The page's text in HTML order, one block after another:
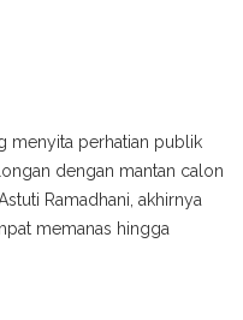
menyita perhatian publik
dengan mantan calon
Ramadhani, akhirnya
memanas hingga